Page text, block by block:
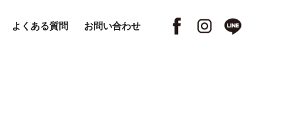
よくある質問 お問い合わせ